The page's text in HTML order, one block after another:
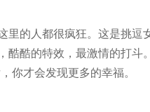
的人都很疯狂。这是挑逗
酷的特效，最激情的打斗。
你才会发现更多的幸福。